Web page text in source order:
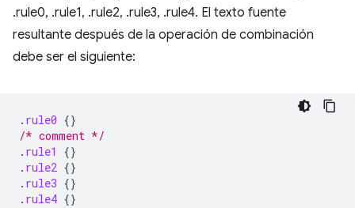
.rule0, .rule1, .rule2, .rule3, .rule4. El texto fuente
resultante después de la operación de combinación
debe ser el siguiente:
. rule0 {}
/* comment */
. rule1
{}
. rule2 {}
. rule3 {}
. rule4 {}